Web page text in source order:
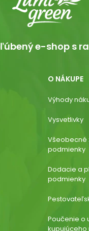
e-shop s
O NÁKUPE
Výhody
Vysvetlivky
Všeobecné
podmienky
Dodacie a
podmienky
Poučenie o